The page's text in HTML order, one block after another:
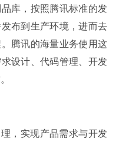
库，按照腾讯标准的发
布到生产环境，进而去
腾讯的海量业务使用这
设计、代码管理、开发
，实现产品需求与开发